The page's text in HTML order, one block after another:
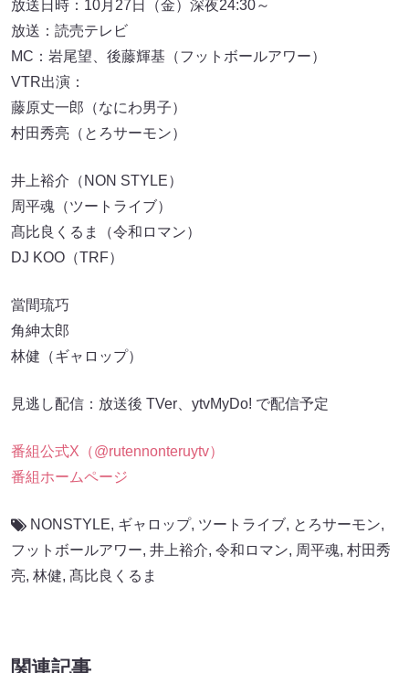
放送日時：10月27日（金）深夜24:30～
放送：読売テレビ
MC：岩尾望、後藤輝基（フットボールアワー）
VTR出演：
藤原丈一郎（なにわ男子）
村田秀亮（とろサーモン）
井上裕介（NON STYLE）
周平魂（ツートライブ）
髙比良くるま（令和ロマン）
DJ KOO（TRF）
當間琉巧
角紳太郎
林健（ギャロップ）
見逃し配信：放送後 TVer、ytvMyDo! で配信予定
番組公式X（@rutennonteruytv）
番組ホームページ
NONSTYLE, ギャロップ, ツートライブ, とろサーモン,
フットボールアワー, 井上裕介, 令和ロマン, 周平魂, 村田秀
亮, 林健, 髙比良くるま
関連記事